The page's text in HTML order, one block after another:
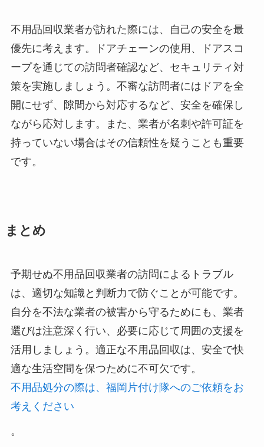
不用品回収業者が訪れた際には、自己の安全を最
優先に考えます。ドアチェーンの使用、ドアスコ
ープを通じての訪問者確認など、セキュリティ対
策を実施しましょう。不審な訪問者にはドアを全
開にせず、隙間から対応するなど、安全を確保し
ながら応対します。また、業者が名刺や許可証を
持っていない場合はその信頼性を疑うことも重要
です。
まとめ
予期せぬ不用品回収業者の訪問によるトラブル
は、適切な知識と判断力で防ぐことが可能です。
自分を不法な業者の被害から守るためにも、業者
選びは注意深く行い、必要に応じて周囲の支援を
活用しましょう。適正な不用品回収は、安全で快
適な生活空間を保つために不可欠です。
不用品処分の際は、福岡片付け隊へのご依頼をお
考えください
。